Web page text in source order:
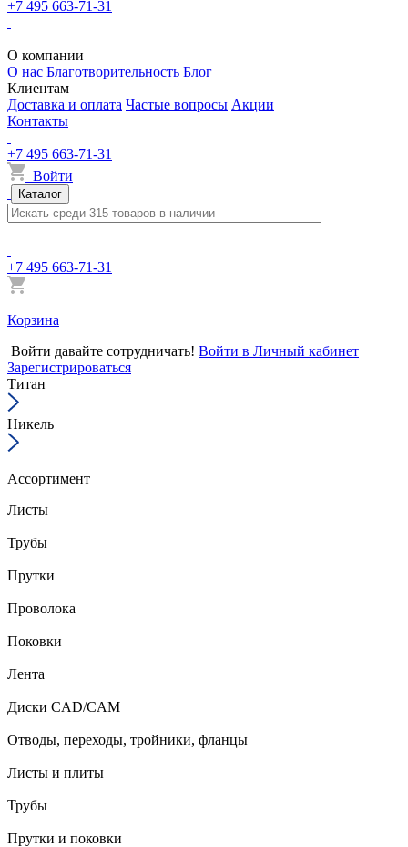
+7 495 663-71-31
О компании
О нас Благотворительность Блог
Клиентам
Доставка и оплата Частые вопросы Акции
Контакты
+7 495 663-71-31
Войти
Каталог
+7 495 663-71-31
Корзина
Войти давайте сотрудничать! Войти в Личный кабинет
Зарегистрироваться
Титан
Никель
Ассортимент
Листы
Трубы
Прутки
Проволока
Поковки
Лента
Диски CAD/CAM
Отводы, переходы, тройники, фланцы
Листы и плиты
Трубы
Прутки и поковки